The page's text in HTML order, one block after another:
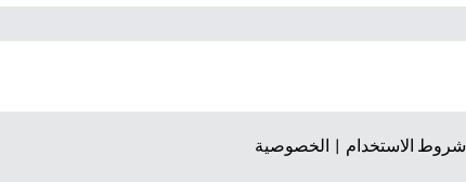
شروط الاستخدام | الخصوصية